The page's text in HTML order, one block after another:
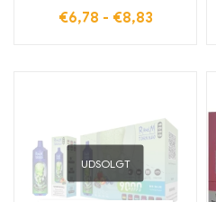
smag
€6,78 - €8,83
UDSOLGT